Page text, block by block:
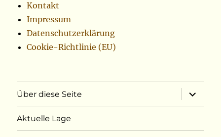
Kontakt
Impressum
Datenschutzerklärung
Cookie-Richtlinie (EU)
Über diese Seite
öffnen
Aktuelle Lage